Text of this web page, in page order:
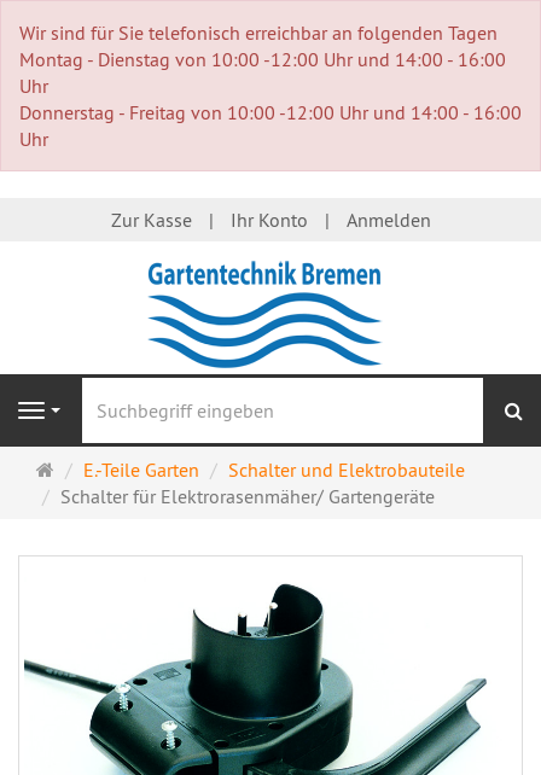
Wir sind für Sie telefonisch erreichbar an folgenden Tagen
Montag - Dienstag von 10:00 -12:00 Uhr und 14:00 - 16:00
Uhr
Donnerstag - Freitag von 10:00 -12:00 Uhr und 14:00 - 16:00
Uhr
Zur Kasse Ihr Konto Anmelden
Navigation
Startseite
E.-Teile Garten
Schalter und Elektrobauteile
Schalter für Elektrorasenmäher/ Gartengeräte